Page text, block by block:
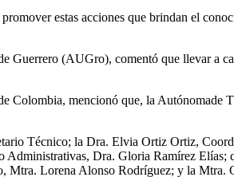
estas acciones que brindan el
(AUGro), comentó que llevar a
Colombia, mencionó que, la Autónomade
Técnico; la Dra. Elvia Ortiz Ortiz,
Dra. Gloria Ramírez
Lorena Alonso Rodríguez; y la Mtra.